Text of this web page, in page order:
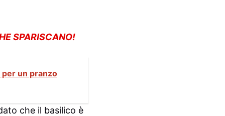
SPARISCANO!
un pranzo
che il basilico è